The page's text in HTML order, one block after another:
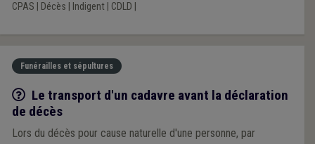
CPAS Décès Indigent| CDLD
Funérailles et sépultures
Q/R
Le transport d'un cadavre avant la déclaration
de décès
Lors du décès pour cause naturelle d'une personne, par